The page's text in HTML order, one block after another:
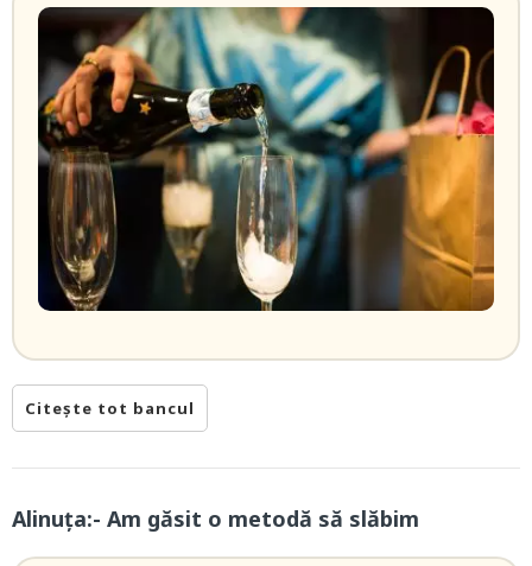
Citește tot bancul
Alinuța:- Am găsit o metodă să slăbim